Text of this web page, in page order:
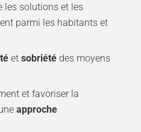
les solutions et les
parmi les habitants et
et sobriétédes moyens
et favoriser la
approche